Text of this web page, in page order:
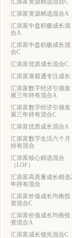
汇添富资源精选混合C
汇添富资源精选混合A
汇添富中盘积极成长混
合A
汇添富中盘积极成长混
合C
汇添富优质成长混合C
汇添富港股通专注成长
汇添富数字经济引领发
展三年持有混合A
汇添富数字经济引领发
展三年持有混合C
汇添富优质成长混合A
汇添富数字生活六个月
持有混合
汇添富核心精选混合
（LOF）
汇添富高质量成长精选
年持有混合
汇添富价值成长均衡投
资混合C
汇添富价值成长均衡投
资混合A
汇添富成长领先混合C